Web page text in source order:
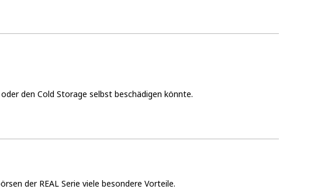
den Cold Storage selbst beschädigen könnte.
der REAL Serie viele besondere Vorteile.